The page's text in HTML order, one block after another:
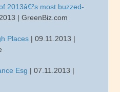
2013â€²s most buzzed-
| GreenBiz.com
Places | 09.11.2013 |
Esg | 07.11.2013 |